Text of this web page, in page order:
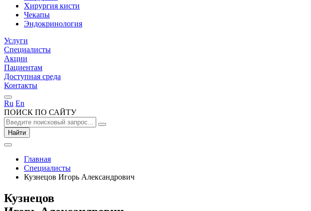
Хирургия кисти
Чекапы
Эндокринология
Услуги
Специалисты
Акции
Пациентам
Доступная среда
Контакты
Ru En
ПОИСК ПО САЙТУ
Найти
Главная
Специалисты
Кузнецов Игорь Александрович
Кузнецов